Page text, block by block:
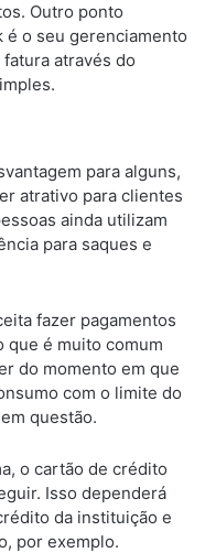
Outro ponto
o seu gerenciamento
através do
para alguns,
atrativo para clientes
ainda utilizam
para saques e
fazer pagamentos
que é muito comum
do momento em que
com o limite do
questão.
o cartão de crédito
Isso dependerá
da instituição e
por exemplo.